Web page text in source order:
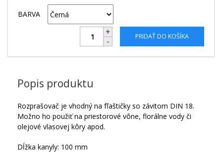
BARVA
PRIDAŤ DO KOŠÍKA
Popis produktu
Rozprašovač je vhodný na fľaštičky so závitom DIN 18.
Možno ho použiť na priestorové vône, florálne vody či
olejové vlasovej kôry apod.
Dĺžka kanyly: 100 mm